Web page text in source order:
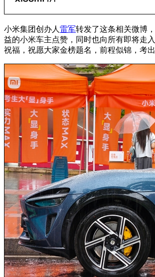
小米集团创办人 雷军转发了这条相关微博
益的小米车主点赞，同时也向所有即将走
祝福，祝愿大家金榜题名，前程似锦，考